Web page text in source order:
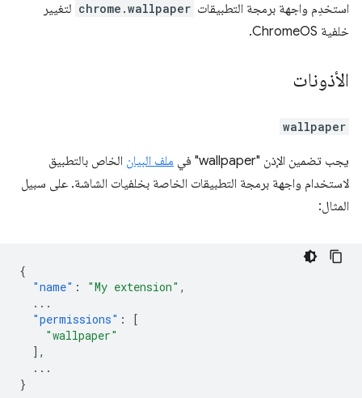
استخدِم واجهة برمجة التطبيقات chrome.wallpaper لتغيير
خلفية ChromeOS.
الأذونات
wallpaper
يجب تضمين الإذن "wallpaper" في ملف البيان الخاص بالتطبيق
لاستخدام واجهة برمجة التطبيقات الخاصة بخلفيات الشاشة. على سبيل
المثال:
{
"name" : "My extension" ,
...
"permissions" :
[
"wallpaper"
],
...
}